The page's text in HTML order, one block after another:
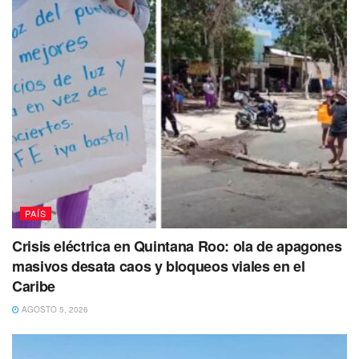
Tags: Oaxaca país
PAÍS
Crisis eléctrica en Quintana Roo: ola de apagones
masivos desata caos y bloqueos viales en el
Caribe
AGOSTO 5, 2026